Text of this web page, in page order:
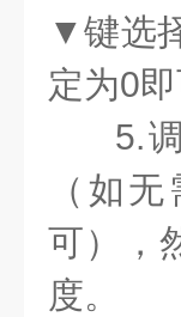
▼键选
定为0
5.
（如
可），
度。